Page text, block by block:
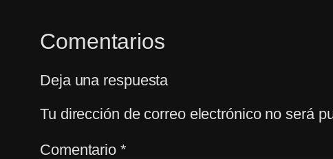
Comentarios
Deja una respuesta
Tu dirección de correo electrónico no será
Comentario *